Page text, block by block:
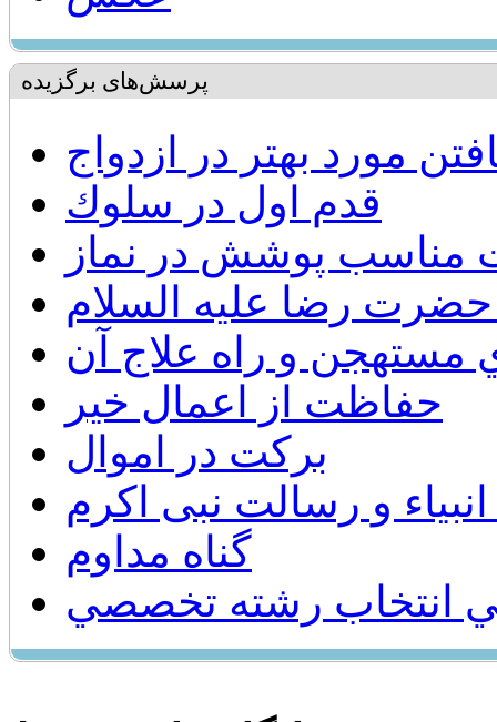
پرسش‌های برگزیده
مورد بهتر در ازدواج
قدم اول در سلوك
مناسب پوشش در نماز
رضا عليه السلام
مستهجن و راه علاج آن
حفاظت از اعمال خیر
برکت در اموال
و رسالت نبی اکرم
گناه مداوم
انتخاب رشته تخصصي